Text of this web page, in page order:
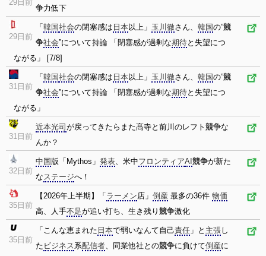
29日前
争力低下
29日前
「 韓国社会の閉塞感は 日本以上」 玉川徹さん、 韓国の”競
争社会”について持論 「閉塞感が過剰な期待と失望につ
ながる」 [7/8]
31日前
「 韓国社会の閉塞感は 日本以上」 玉川徹さん、 韓国の”競
争社会”について持論 「閉塞感が過剰な期待と失望につ
ながる」
31日前
近本光司 が戻ってきたらまた髙寺と前川のレフト 競争な
んか？
32日前
中国 版「Mythos」 発表、米中フロンティアAI 競争が新た
なステージへ！
35日前
【2026年上半期】「 ラーメン店」 倒産 最多の36件 物価
高、人手不足が追い打ち、生き残り 競争激化
35日前
「こんな恵まれた 日本で弱いなんて自己責任 」と 主張し
た ビジネス系配信者、同業他社との競争に負けて倒産に